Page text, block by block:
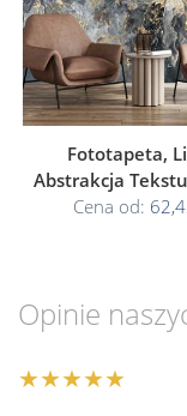
Fototapeta,
Abstrakcja
Cena od:
Opinie
★★★★★